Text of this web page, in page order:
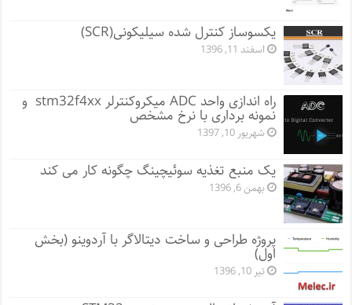
یکسوساز کنترل شده سیلیکونی(SCR)
اسفند 11, 1396
راه اندازی واحد ADC میکروکنترلر stm32f4xx و
نمونه برداری با نرخ مشخص
شهریور 10, 1397
یک منبع تغذیه سوئیچینگ چگونه کار می کند
بهمن 6, 1396
پروژه طراحی و ساخت دیتالاگر با آردوینو (بخش
اول)
تیر 10, 1396